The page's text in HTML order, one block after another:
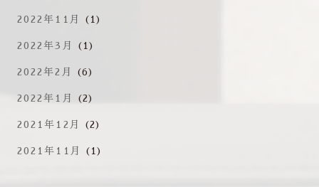
2022年11月 (1)
2022年3月 (1)
2022年2月 (6)
2022年1月 (2)
2021年12月 (2)
2021年11月 (1)